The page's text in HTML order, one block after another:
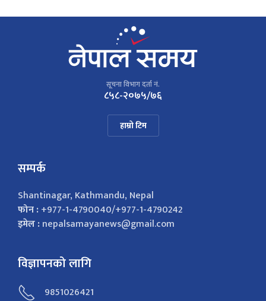
सूचना विभाग दर्ता नं.
८५८-२०७५/७६
हाम्रो टिम
सम्पर्क
Shantinagar, Kathmandu, Nepal
फोन :+977-1-4790040/+977-1-4790242
इमेल :nepalsamayanews@gmail.com
विज्ञापनको लागि
9851026421